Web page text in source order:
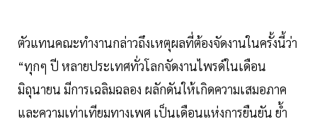
ตัวแทนคณะทำงานกล่าวถึงเหตุผลที่ต้องจัดงานในครั้งนี้ว่า
“ทุกๆ ปี หลายประเทศทั่วโลกจัดงานไพรด์ในเดือน
มิถุนายน มีการเฉลิมฉลอง ผลักดันให้เกิดความเสมอภาค
และความเท่าเทียมทางเพศ เป็นเดือนแห่งการยืนยัน ย้ำ